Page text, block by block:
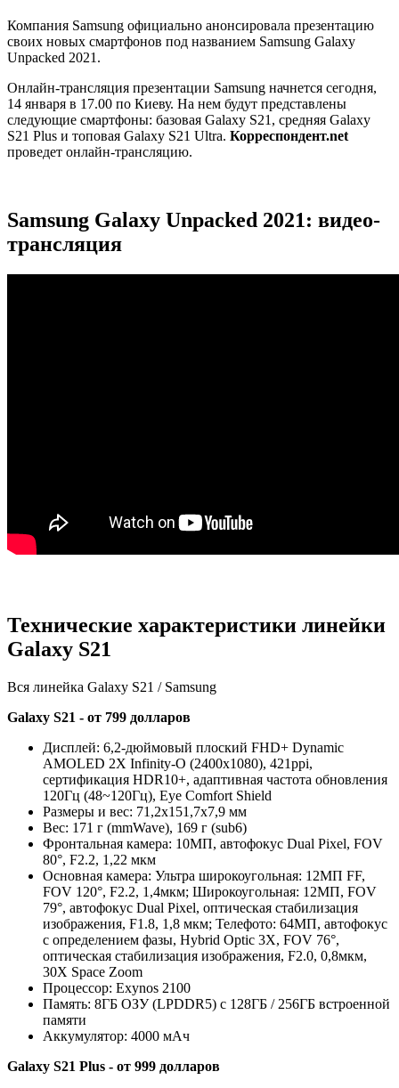
Компания Samsung официально анонсировала презентацию
своих новых смартфонов под названием Samsung Galaxy
Unpacked 2021.
Онлайн-трансляция презентации Samsung начнется сегодня,
14 января в 17.00 по Киеву. На нем будут представлены
следующие смартфоны: базовая Galaxy S21, средняя Galaxy
S21 Plus и топовая Galaxy S21 Ultra. Корреспондент.net
проведет онлайн-трансляцию.
Samsung Galaxy Unpacked 2021: видео-
трансляция
Технические характеристики линейки
Galaxy S21
Вся линейка Galaxy S21 / Samsung
Galaxy S21 - от 799 долларов
Дисплей: 6,2-дюймовый плоский FHD+ Dynamic
AMOLED 2X Infinity-O (2400x1080), 421ppi,
сертификация HDR10+, адаптивная частота обновления
120Гц (48~120Гц), Eye Comfort Shield
Размеры и вес: 71,2x151,7x7,9 мм
Вес: 171 г (mmWave), 169 г (sub6)
Фронтальная камера: 10МП, автофокус Dual Pixel, FOV
80°, F2.2, 1,22 мкм
Основная камера: Ультра широкоугольная: 12МП FF,
FOV 120°, F2.2, 1,4мкм; Широкоугольная: 12МП, FOV
79°, автофокус Dual Pixel, оптическая стабилизация
изображения, F1.8, 1,8 мкм; Телефото: 64МП, автофокус
с определением фазы, Hybrid Optic 3X, FOV 76°,
оптическая стабилизация изображения, F2.0, 0,8мкм,
30X Space Zoom
Процессор: Exynos 2100
Память: 8ГБ ОЗУ (LPDDR5) с 128ГБ / 256ГБ встроенной
памяти
Аккумулятор: 4000 мАч
Galaxy S21 Plus - от 999 долларов